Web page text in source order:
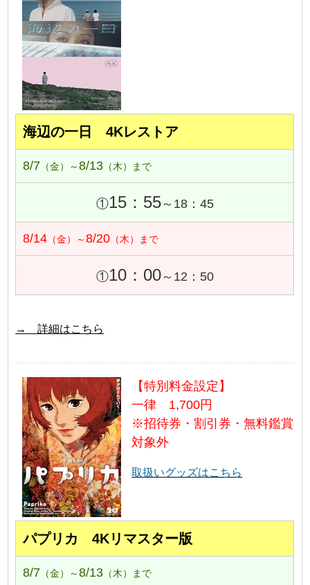
海辺の一日 4Kレストア
8/7 （金）～8/13 （木）まで
①15：55～18：45
8/14 （金）～8/20 （木）まで
①10：00～12：50
→ 詳細はこちら
【特別料金設定】
一律 1,700円
※招待券・割引券・無料鑑賞
対象外
取扱いグッズはこちら
パプリカ 4Kリマスター版
8/7 （金）～8/13 （木）まで